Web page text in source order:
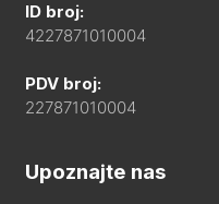
ID broj:
4227871010004
PDV broj:
227871010004
Upoznajte nas